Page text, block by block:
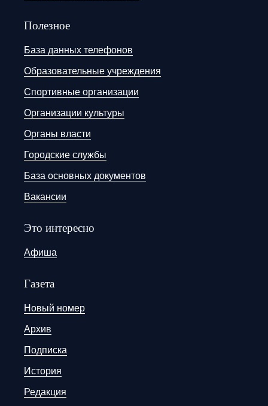
Полезное
База данных телефонов
Образовательные учреждения
Спортивные организации
Организации культуры
Органы власти
Городские службы
База основных документов
Вакансии
Это интересно
Афиша
Газета
Новый номер
Архив
Подписка
История
Редакция